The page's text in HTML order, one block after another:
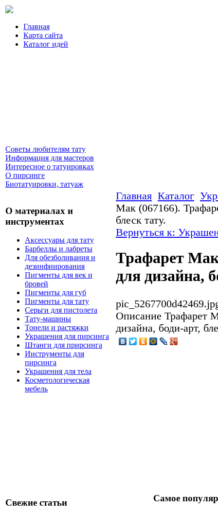
Главная
Карта сайта
Каталог идей
Советы любителям тату
Информация для мастеров
Интересное о татуировках
О пирсинге
Биотатуировки, татуаж
О материалах и
инструментах
Аксессуары для тату
Барбеллы и лабреты
Для обезболивания и
дезинфиирования
Пигменты для век и
бровей
Пигменты для губ
Пигменты для тату
Серьги для пистолета
Тату-машины
Тонели и растяжки
Украшения для пирсинга
Штанги для прирсинга
Инструменты для
пирсинга
Украшения для тела
Косметологическая
мебель
Главная Каталог
Мак (067166).
блеск тату.
Вернуться к:
Трафарет
для дизайна,
Описание Трафарет
дизайна, боди-арт,
Свежие статьи Самое